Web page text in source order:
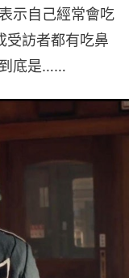
示自己經常會吃
受訪者都有吃鼻
到底是……